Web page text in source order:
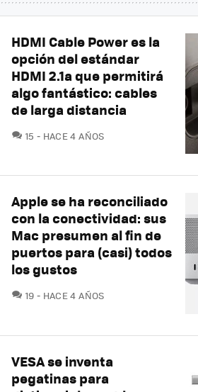
HDMI Cable Power es la
opción del estándar
HDMI 2.1a que permitirá
algo fantástico: cables
de larga distancia
15 COMENTARIOS
HACE 4 AÑOS
Apple se ha reconciliado
con la conectividad: sus
Mac presumen al fin de
puertos para (casi) todos
los gustos
19 COMENTARIOS
HACE 4 AÑOS
VESA se inventa
pegatinas para